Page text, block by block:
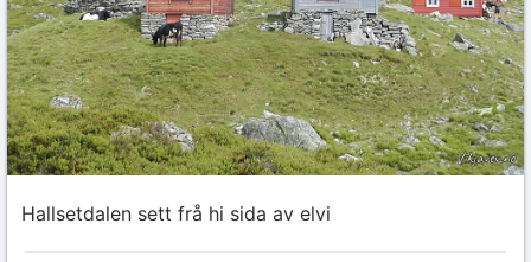
Hallsetdalen sett frå hi sida av elvi